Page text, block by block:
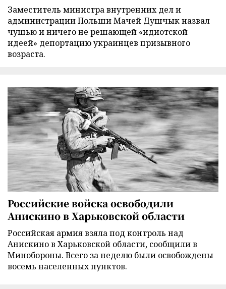
Заместитель министра внутренних дел и
администрации Польши Мачей Душчык назвал
чушью и ничего не решающей «идиотской
идеей» депортацию украинцев призывного
возраста.
Российские войска освободили
Анискино в Харьковской области
Российская армия взяла под контроль над
Анискино в Харьковской области, сообщили в
Минобороны. Всего за неделю были освобождены
восемь населенных пунктов.